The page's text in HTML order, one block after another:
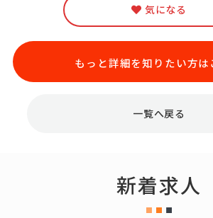
気になる
もっと詳細を知りたい方は
一覧へ戻る
新着求人